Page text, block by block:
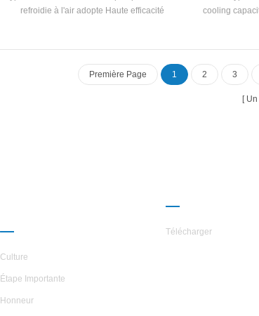
refroidie à l'air adopte Haute efficacité
shell and-tube Échangeur de chaleur et
échangeur de chaleur à bobines, utilisant R22,
R134A, R407C réfrigérant
cooling
113400 kcal
and medium-
Première Page 1 2 3
Culture
Étape Importante
Honneur
Télécharger